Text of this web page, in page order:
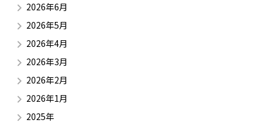
2026年6月
2026年5月
2026年4月
2026年3月
2026年2月
2026年1月
2025年